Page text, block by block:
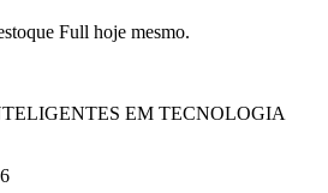
Full hoje mesmo.
EM TECNOLOGIA